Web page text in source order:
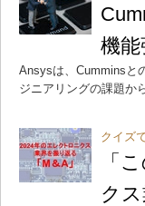
機
Ansysは、Cumminsと
ジニアリングの課題か
クイズ
「
ク